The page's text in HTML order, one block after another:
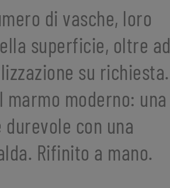
di vasche, loro
superficie, oltre ad
su richiesta.
moderno: una
con una
Rifinito a mano.